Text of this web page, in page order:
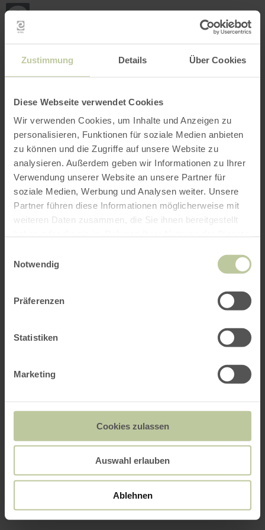
Zustimmung Details Über Cookies
Diese Webseite verwendet Cookies
Wir verwenden Cookies, um Inhalte und Anzeigen zu
personalisieren, Funktionen für soziale Medien anbieten
zu können und die Zugriffe auf unsere Website zu
analysieren. Außerdem geben wir Informationen zu Ihrer
Verwendung unserer Website an unsere Partner für
soziale Medien, Werbung und Analysen weiter. Unsere
Partner führen diese Informationen möglicherweise mit
weiteren Daten zusammen, die Sie ihnen bereitgestellt
Notwendig
Präferenzen
Statistiken
Marketing
Cookies zulassen
Auswahl erlauben
Ablehnen
Zum Hauptinhalt springen
Zur Suche springen
Zur Hauptnavigation
Zum Footer springen
Zurück
zur
Startseite
SUCHE MENÜ
Nachfolgend aufgelistetes Freizeitangebot
wurde vom Anbieter eifelnomaden auf der
den Inhalt ist ausschließlich der Anbieter
eifelnomaden verantwortlich.